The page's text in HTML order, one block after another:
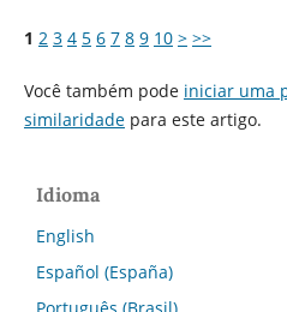
1 2 3 4 5 6 7 8 9 10 > >>
Você também pode iniciar uma
similaridadepara este artigo.
Idioma
English
Español (España)
Português (Brasil)